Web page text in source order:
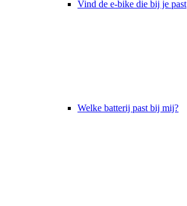
Vind de e-bike die bij je past
Welke batterij past bij mij?